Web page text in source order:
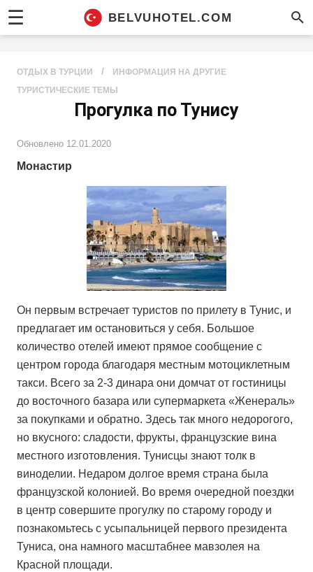
☰ BELVUHOTEL.COM
ОТДЫХ В ТУРЦИИ /
ИНФОРМАЦИЯ НА ДРУГИЕ
ТУРИСТИЧЕСКИЕ ТЕМЫ
Прогулка по Тунису
Обновлено 12.01.2020
Монастир
Он первым встречает туристов по прилету в Тунис, и
предлагает им остановиться у себя. Большое
количество отелей имеют прямое сообщение с
центром города благодаря местным мотоциклетным
такси. Всего за 2-3 динара они домчат от гостиницы
до восточного базара или супермаркета «Женераль»
за покупками и обратно. Здесь так много недорогого,
но вкусного: сладости, фрукты, французские вина
местного изготовления. Тунисцы знают толк в
виноделии. Недаром долгое время страна была
французской колонией. Во время очередной поездки
в центр совершите прогулку по старому городу и
познакомьтесь с усыпальницей первого президента
Туниса, она намного масштабнее мавзолея на
Красной площади.